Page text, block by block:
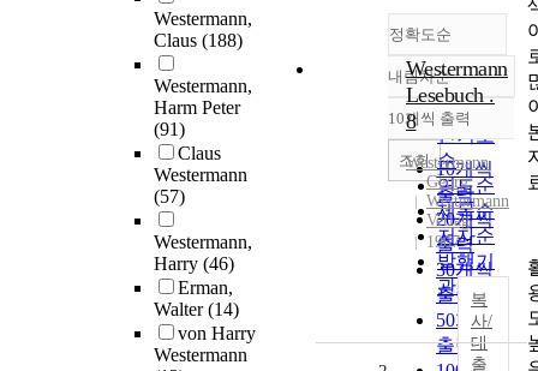
Westermann,
Claus (188)
Westermann,
Harm Peter
(91)
Claus
Westermann
(57)
Westermann,
Harry (46)
Erman,
Walter(14)
von Harry
Westermann
정확도순
정확도
순
인기도
순
연도순
제목순
저자순
발행기
관순
내림차순
내림차순
10개씩 출력
10개씩
출력
20개씩
출력
30개씩
출력
50개씩
출력
조회
Westermann
Lesebuch .
8
Westermann
Georg
Westermann
Verlag
1967
복
사/
대
출